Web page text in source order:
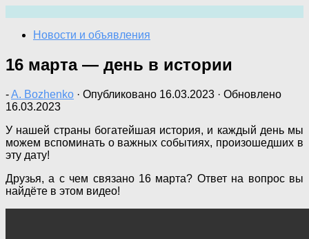
содержимому
Новости и объявления
16 марта — день в истории
-A. Bozhenko · Опубликовано 16.03.2023 · Обновлено
16.03.2023
У нашей страны богатейшая история, и каждый день мы
можем вспоминать о важных событиях, произошедших в
эту дату!
Друзья, а с чем связано 16 марта? Ответ на вопрос вы
найдёте в этом видео!